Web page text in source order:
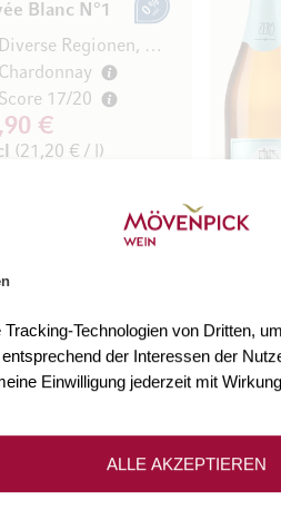
Technologien von Dritten,
der Interessen der
Einwilligung jederzeit mit
ALLE AKZEPTIEREN
Blanc N°1
0% vol.
Diverse Regionen, Deutschland
Chardonnay
Score 17/20
€
(21,20 € / l)
In den Warenkorb
Point-Five
0% vol.